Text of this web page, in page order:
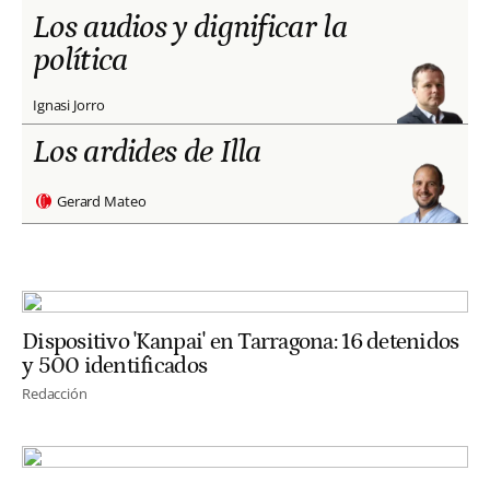
Los audios y dignificar la
política
Ignasi Jorro
Los ardides de Illa
Gerard Mateo
Dispositivo 'Kanpai' en Tarragona: 16 detenidos
y 500 identificados
Redacción